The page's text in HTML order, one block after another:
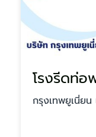
โรงรีดท่
กรุงเทพยูเนี่ย